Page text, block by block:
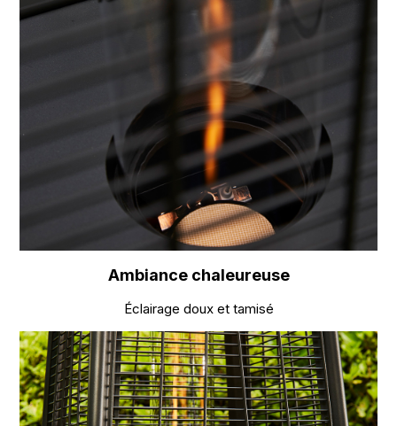
Ambiance chaleureuse
Éclairage doux et tamisé